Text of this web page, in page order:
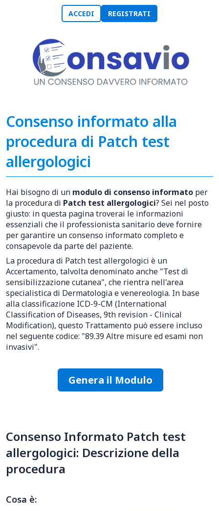
ACCEDI REGISTRATI
Consenso informato alla
procedura di Patch test
allergologici
Hai bisogno di un modulo di consenso informato per
la procedura di Patch test allergologici? Sei nel posto
giusto: in questa pagina troverai le informazioni
essenziali che il professionista sanitario deve fornire
per garantire un consenso informato completo e
consapevole da parte del paziente.
La procedura di Patch test allergologici è un
Accertamento, talvolta denominato anche "Test di
sensibilizzazione cutanea", che rientra nell'area
specialistica di Dermatologia e venereologia. In base
alla classificazione ICD-9-CM (International
Classification of Diseases, 9th revision - Clinical
Modification), questo Trattamento può essere incluso
nel seguente codice: "89.39 Altre misure ed esami non
invasivi".
Genera il Modulo
Consenso Informato Patch test
allergologici: Descrizione della
procedura
Cosa è: